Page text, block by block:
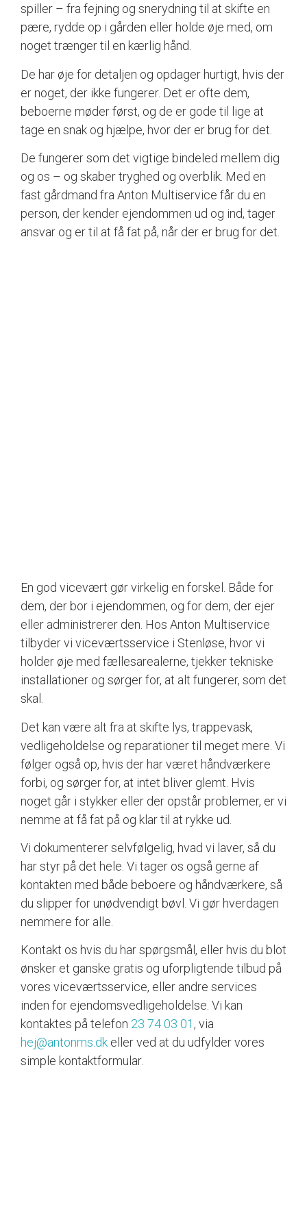
spiller – fra fejning og snerydning til at skifte en
pære, rydde op i gården eller holde øje med, om
noget trænger til en kærlig hånd.
De har øje for detaljen og opdager hurtigt, hvis der
er noget, der ikke fungerer. Det er ofte dem,
beboerne møder først, og de er gode til lige at
tage en snak og hjælpe, hvor der er brug for det.
De fungerer som det vigtige bindeled mellem dig
og os – og skaber tryghed og overblik. Med en
fast gårdmand fra Anton Multiservice får du en
person, der kender ejendommen ud og ind, tager
ansvar og er til at få fat på, når der er brug for det.
En god vicevært gør virkelig en forskel. Både for
dem, der bor i ejendommen, og for dem, der ejer
eller administrerer den. Hos Anton Multiservice
tilbyder vi viceværtsservice i Stenløse, hvor vi
holder øje med fællesarealerne, tjekker tekniske
installationer og sørger for, at alt fungerer, som det
skal.
Det kan være alt fra at skifte lys, trappevask,
vedligeholdelse og reparationer til meget mere. Vi
følger også op, hvis der har været håndværkere
forbi, og sørger for, at intet bliver glemt. Hvis
noget går i stykker eller der opstår problemer, er vi
nemme at få fat på og klar til at rykke ud.
Vi dokumenterer selvfølgelig, hvad vi laver, så du
har styr på det hele. Vi tager os også gerne af
kontakten med både beboere og håndværkere, så
du slipper for unødvendigt bøvl. Vi gør hverdagen
nemmere for alle.
Kontakt os hvis du har spørgsmål, eller hvis du blot
ønsker et ganske gratis og uforpligtende tilbud på
vores viceværtsservice, eller andre services
inden for ejendomsvedligeholdelse. Vi kan
kontaktes på telefon 23 74 03 01, via
hej@antonms.dk eller ved at du udfylder vores
simple kontaktformular.